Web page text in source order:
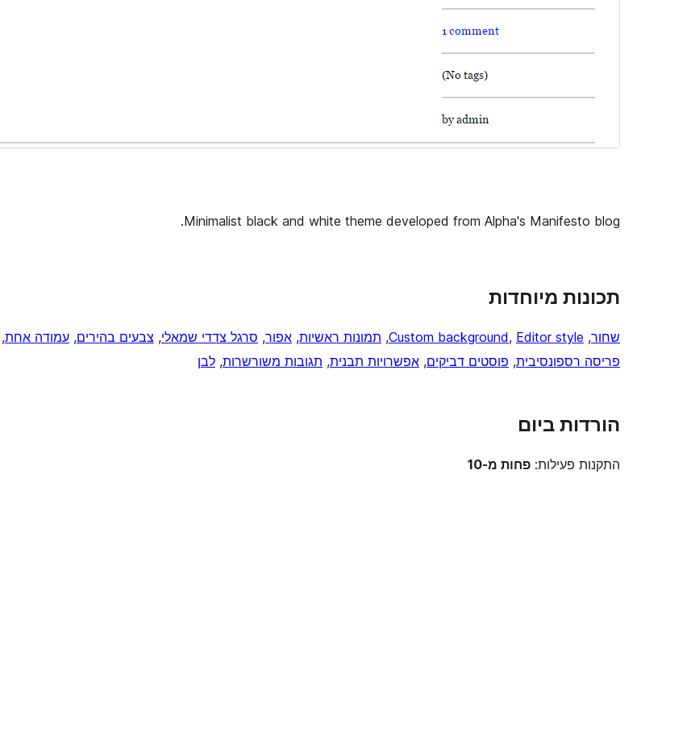
Minimalist black and white theme developed from Alpha's Manifesto blog.
תכונות מיוחדות
שחור,
Custom background, Editor style
, תמונות ראשיות, אפור, סרגל צדדי שמאלי, צבעים בהירים, עמודה אחת,
פריסה רספונסיבית, פוסטים דביקים, אפשרויות תבנית, תגובות משורשרות, לבן
הורדות ביום
התקנות פעילות: פחות מ-10